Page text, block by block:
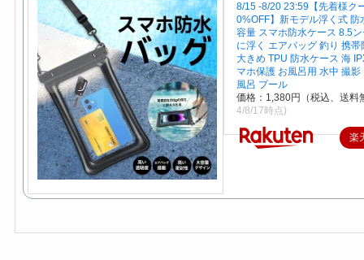
8/15 -8/20 23:59【先着様ク
0%OFF】新モデル浮く式 防
容量 スマホ防水ケース 8.5
に浮く エアバッグ 釣り 携帯
大きめ TPU 防水ケース 海
マホ保護 お風呂用 水中 撮影
風呂 プール
価格：1,380円（税込、送料
4/8/17時点)
楽